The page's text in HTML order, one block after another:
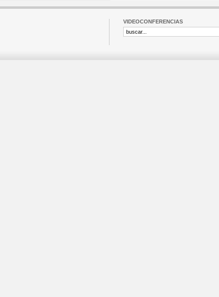
VIDEOCONFERENCIAS